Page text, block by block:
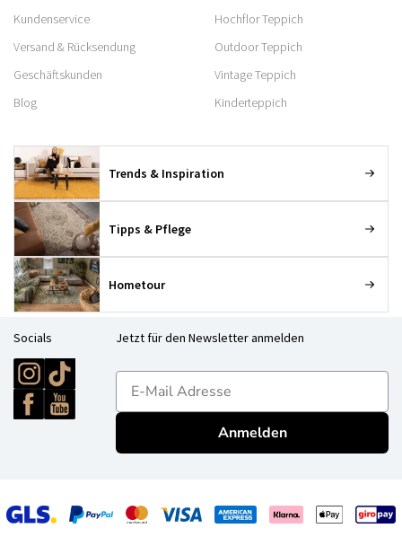
Kundenservice
Versand & Rücksendung
Geschäftskunden
Blog
Hochflor Teppich
Outdoor Teppich
Vintage Teppich
Kinderteppich
Trends & Inspiration
Tipps & Pflege
Hometour
Socials Jetzt für den Newsletter anmelden
E-mailadres
Anmelden